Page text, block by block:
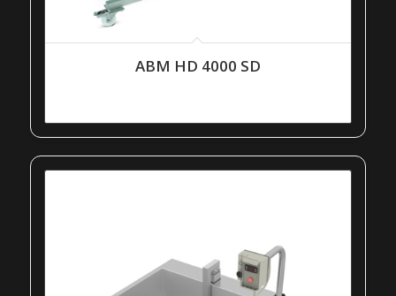
ABM HD 4000 SD